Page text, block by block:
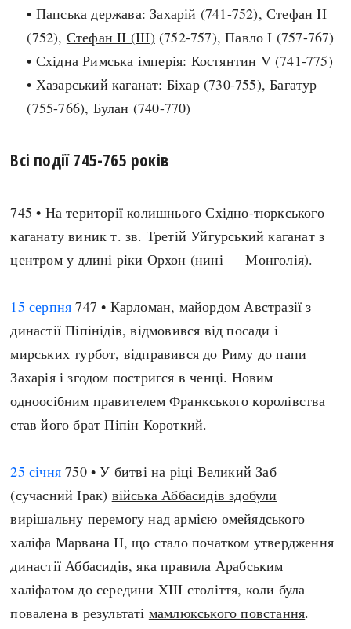
Людина і суспільство
Наука, освіта і техніка
Подорожі і відкриття
Розваги і дозвілля
Чудеса світу
Регіони
Австралія
Америка
Африка
Європа
Хронологія
Античні часи
Темні віки
Наш час
Індекси
Нові статті
Всі статті
Визначальні події
#Хештеги
Автори
• Папська держава: Захарій (741-752), Стефан II
(752), Стефан II (III) (752-757), Павло I (757-767)
• Східна Римська імперія: Костянтин V (741-775)
• Хазарський каганат: Біхар (730-755), Багатур
(755-766), Булан (740-770)
Всі події 745-765 років
745 • На території колишнього Східно-тюркського
каганату виник т. зв. Третій Уйгурський каганат з
центром у длині ріки Орхон (нині — Монголія).
15 серпня 747 • Карломан, майордом Австразії з
династії Піпінідів, відмовився від посади і
мирських турбот, відправився до Риму до папи
Захарія і згодом постригся в ченці. Новим
одноосібним правителем Франкського королівства
став його брат Піпін Короткий.
25 січня 750 • У битві на ріці Великий Заб
(сучасний Ірак) війська Аббасидів здобули
вирішальну перемогу над армією омейядського
халіфа Марвана II, що стало початком утвердження
династії Аббасидів, яка правила Арабським
халіфатом до середини XIII століття, коли була
повалена в результаті мамлюкського повстання.